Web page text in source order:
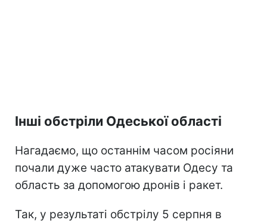
Інші обстріли Одеської області
Нагадаємо, що останнім часом росіяни
почали дуже часто атакувати Одесу та
область за допомогою дронів і ракет.
Так, у результаті обстрілу 5 серпня в